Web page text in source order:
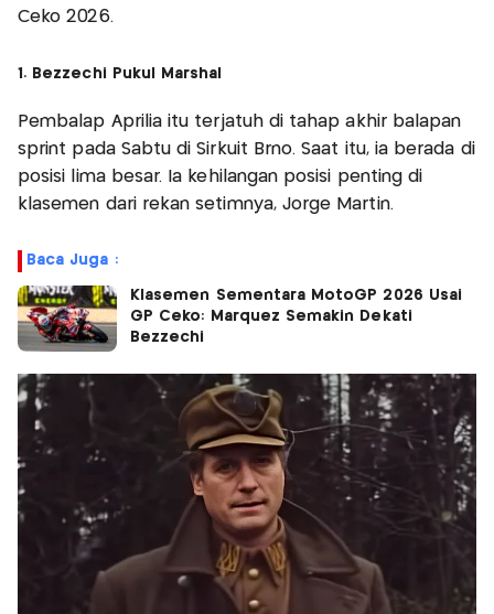
Ceko 2026.
1. Bezzechi Pukul Marshal
Pembalap Aprilia itu terjatuh di tahap akhir balapan
sprint pada Sabtu di Sirkuit Brno. Saat itu, ia berada di
posisi lima besar. Ia kehilangan posisi penting di
klasemen dari rekan setimnya, Jorge Martin.
Baca Juga :
Klasemen Sementara MotoGP 2026 Usai
GP Ceko: Marquez Semakin Dekati
Bezzechi